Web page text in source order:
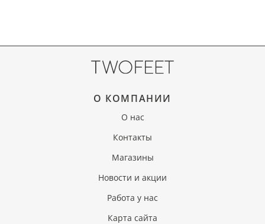
О КОМПАНИИ
О нас
Контакты
Магазины
Новости и акции
Работа у нас
Карта сайта